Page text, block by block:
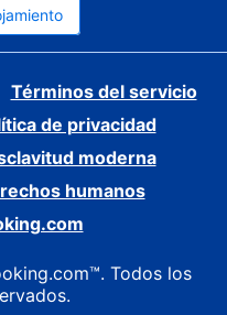
Términos del servicio
de privacidad
moderna
humanos
Todos los